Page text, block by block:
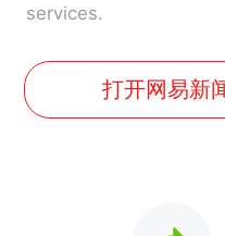
services.
打开网易新